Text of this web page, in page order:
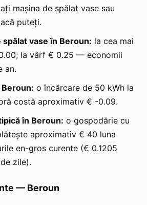
mașina de spălat vase sau
puteți.
spălat vase în Beroun: la cea mai
la vârf € 0.25 — economii
an.
o încărcare de 50 kWh la
costă aproximativ € -0.09.
în Beroun: o gospodărie cu
aproximativ € 40 luna
en-gros curente (€ 0.1205
zile).
— Beroun